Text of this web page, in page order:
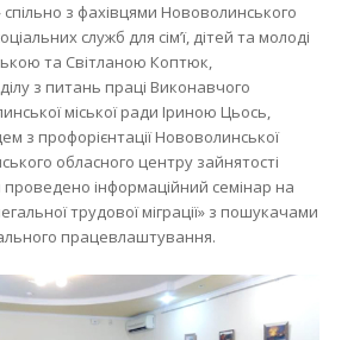
спільно з фахівцями Нововолинського
служб для сім’ї, дітей та молоді
та Світланою Коптюк,
з питань праці Виконавчого
міської ради Іриною Цьось,
з профорієнтації Нововолинської
обласного центру зайнятості
інформаційний семінар на
трудової міграції» з пошукачами
працевлаштування.